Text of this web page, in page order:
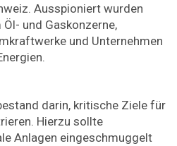
Ausspioniert wurden
und Gaskonzerne,
und Unternehmen
darin, kritische Ziele für
Hierzu sollte
Anlagen eingeschmuggelt